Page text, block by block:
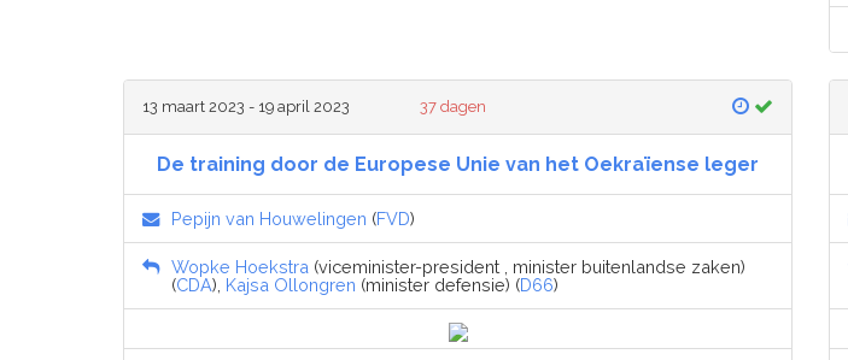
13 maart 2023 - 19 april 2023 37 dagen
De training door de Europese Unie van het Oekraïense leger
Pepijn van Houwelingen (FVD)
Wopke Hoekstra (viceminister-president , minister buitenlandse zaken)
(CDA), Kajsa Ollongren (minister defensie) (D66)